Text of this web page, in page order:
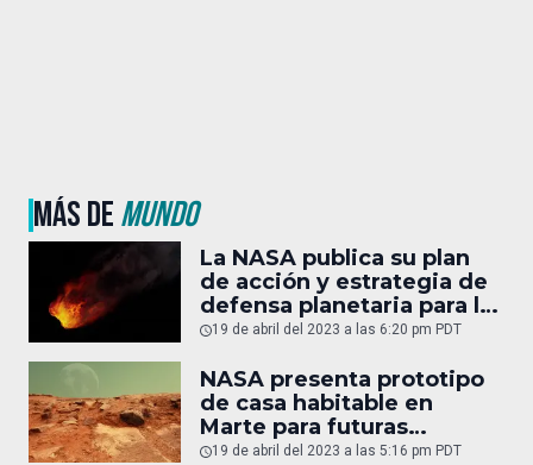
MÁS DEMUNDO
La NASA publica su plan
de acción y estrategia de
defensa planetaria para la
próxima década
19 de abril del 2023 a las 6:20 pm PDT
NASA presenta prototipo
de casa habitable en
Marte para futuras
misiones espaciales
19 de abril del 2023 a las 5:16 pm PDT